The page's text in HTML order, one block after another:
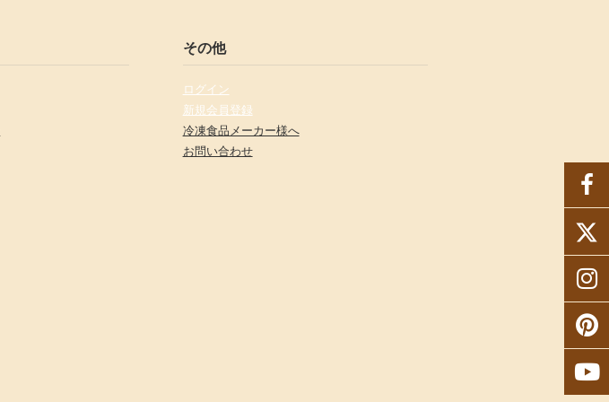
その他
ログイン
新規会員登録
冷凍食品メーカー様へ
お問い合わせ